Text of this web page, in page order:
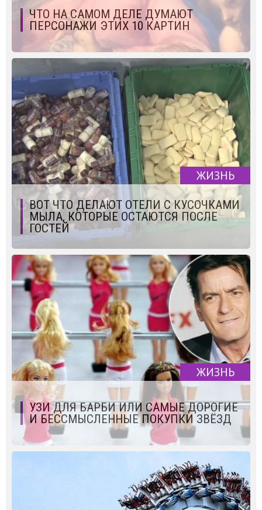
ЧТО НА САМОМ ДЕЛЕ ДУМАЮТ
ПЕРСОНАЖИ ЭТИХ 10 КАРТИН
ЖИЗНЬ
ВОТ ЧТО ДЕЛАЮТ ОТЕЛИ С КУСОЧКАМИ
МЫЛА, КОТОРЫЕ ОСТАЮТСЯ ПОСЛЕ
ГОСТЕЙ
ЖИЗНЬ
УЗИ ДЛЯ БАРБИ ИЛИ САМЫЕ ДОРОГИЕ
И БЕССМЫСЛЕННЫЕ ПОКУПКИ ЗВЁЗД